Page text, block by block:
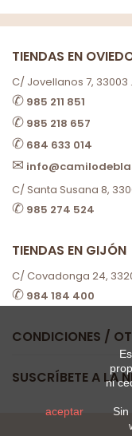
aceptar
ni
TIENDAS EN
C/ Jovellanos 7, 33003
✆ 985 211 851
✆ 985 218 657
✆ 684 633 014
✉
C/ Santa Susana 8,
✆ 985 274 524
TIENDAS EN GIJÓN
C/ Covadonga 24,
✆ 984 184 400
CONDICIONES /
SUSCRÍBETE A LA